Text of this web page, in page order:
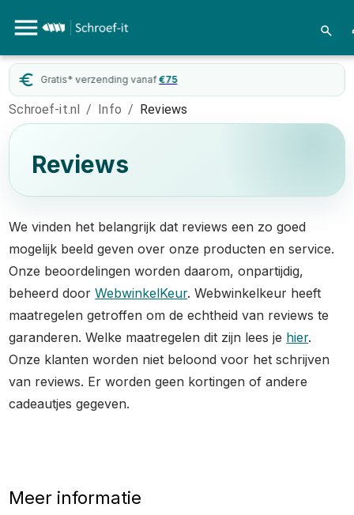
Gratis* verzending vanaf €75
Schroef-it.nl / Info / Reviews
Reviews
We vinden het belangrijk dat reviews een zo goed
mogelijk beeld geven over onze producten en service.
Onze beoordelingen worden daarom, onpartijdig,
beheerd doorWebwinkelKeur. Webwinkelkeur heeft
maatregelen getroffen om de echtheid van reviews te
garanderen. Welke maatregelen dit zijn lees je hier.
Onze klanten worden niet beloond voor het schrijven
van reviews. Er worden geen kortingen of andere
cadeautjes gegeven.
Meer informatie